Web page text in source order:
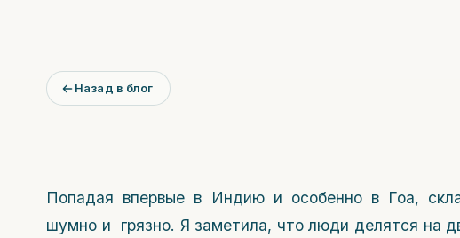
Назад в блог
Попадая впервые в Индию и особенно в Гоа,
шумно и грязно. Я заметила, что люди делятся на